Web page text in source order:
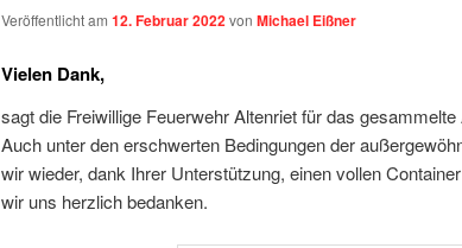
Veröffentlicht am 12. Februar 2022von Michael Eißner
Vielen Dank,
sagt die Freiwillige Feuerwehr Altenriet für das gesammelte
Auch unter den erschwerten Bedingungen der
wir wieder, dank Ihrer Unterstützung, einen vollen
wir uns herzlich bedanken.